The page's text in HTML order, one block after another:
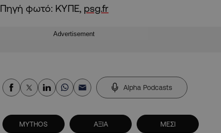
Πηγή φωτό: ΚΥΠΕ, psg.fr
Advertisement
Alpha Podcasts
MYTHOS ΑΞΙΑ ΜΕΣΙ